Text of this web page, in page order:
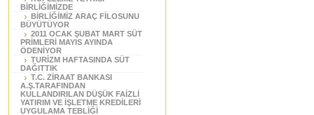
BİRLİĞİMİZDE
BİRLİĞİMİZ ARAÇ FİLOSUNU
BÜYÜTÜYOR
2011 OCAK ŞUBAT MART SÜT
PRİMLERİ MAYIS AYINDA
ÖDENİYOR
TURİZM HAFTASINDA SÜT
DAĞITTIK
T.C. ZİRAAT BANKASI
A.Ş.TARAFINDAN
KULLANDIRILAN DÜŞÜK FAİZLİ
YATIRIM VE İŞLETME KREDİLERİ
UYGULAMA TEBLİĞİ